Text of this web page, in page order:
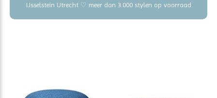
IJsselstein Utrecht ♡ meer dan 3.000 stylen op voorraad